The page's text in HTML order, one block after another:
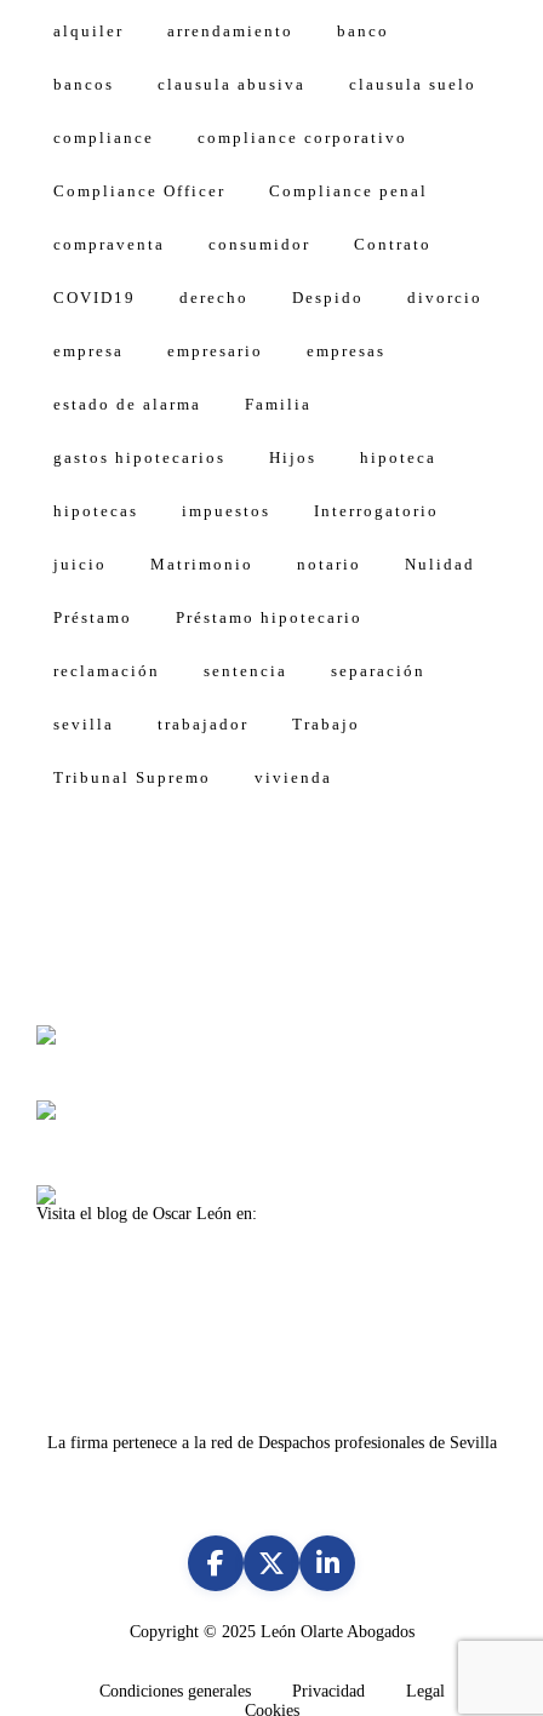
alquiler arrendamiento banco
bancos clausula abusiva clausula suelo
compliance compliance corporativo
Compliance Officer Compliance penal
compraventa consumidor Contrato
COVID19 derecho Despido divorcio
empresa empresario empresas
estado de alarma Familia
gastos hipotecarios Hijos hipoteca
hipotecas impuestos Interrogatorio
juicio Matrimonio notario Nulidad
Préstamo Préstamo hipotecario
reclamación sentencia separación
sevilla trabajador Trabajo
Tribunal Supremo vivienda
Visita el blog de Oscar León en:
La firma pertenece a la red de Despachos profesionales de Sevilla
Copyright © 2025 León Olarte Abogados
Condiciones generales Privacidad
Legal
Cookies